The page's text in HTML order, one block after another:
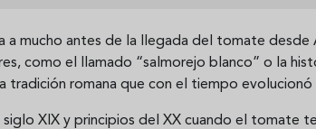
a mucho antes de la llegada del tomate desde
como el llamado “salmorejo blanco” o la
tradición romana que con el tiempo evolucionó
siglo XIX y principios del XX cuando el tomate